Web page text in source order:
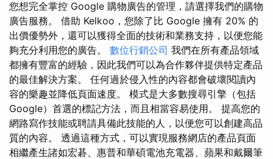
您想完全掌控 Google 購物廣告的管理，請選擇我們的購物
廣告服務。 借助 Kelkoo，您除了比 Google 擁有 20% 的
出價優勢外，還可以獲得全面的技術和業務支持，以便您能
夠充分利用您的廣告。 數位行銷公司 我們在所有產品領域
都擁有豐富的經驗，因此我們可以為合作夥伴提供特定產品
的最佳解決方案。 任何過於侵入性的內容都會破壞閱讀內
容的樂趣並降低頁面速度。 模式是大多數搜尋引擎（包括
Google）首選的標記方法，而且相當容易使用。 提高您的
網路寫作技能或聘請具備此技能的人，以便您可以創建高品
質的內容。 透過這種方式，可以實現服務網店的產品頁面
相繼產生諸如宏碁、惠普和華碩電池充電器、蘋果和戴爾筆